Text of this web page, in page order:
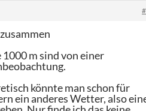
1000 m sind von einer
könnte man schon für
ein anderes Wetter, also